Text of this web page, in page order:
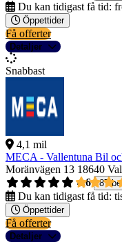
Du kan tidigast få tid:
Öppettider
Få offerter
Detaljer
Snabbast
4,1 mil
MECA - Vallentuna Bil
Moränvägen 13 18640
4,6
87
Du kan tidigast få tid:
Öppettider
Få offerter
Detaljer